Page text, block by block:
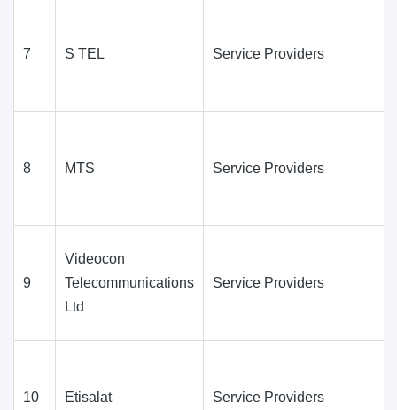
7 S TEL Service Providers
8 MTS Service Providers
9
Videocon
Telecommunications
Ltd
Service Providers
10 Etisalat Service Providers